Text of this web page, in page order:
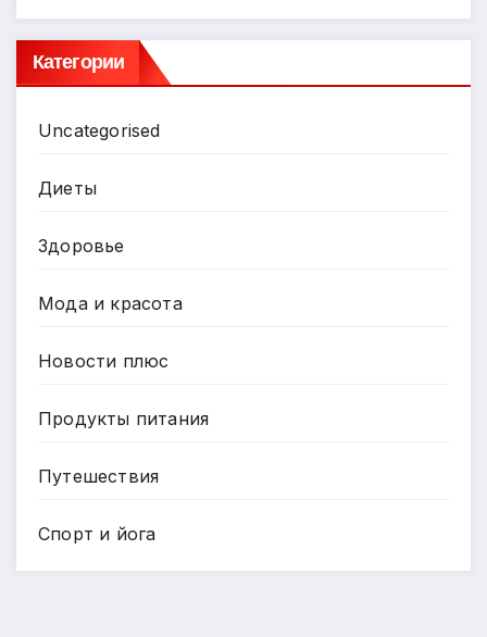
Категории
Uncategorised
Диеты
Здоровье
Мода и красота
Новости плюс
Продукты питания
Путешествия
Спорт и йога